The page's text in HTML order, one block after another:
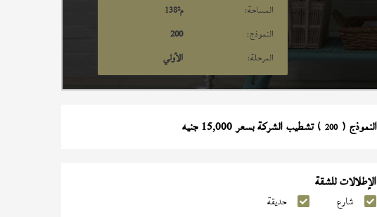
المساحة:
138م²
النموذج:
200
المرحلة:
الأولي
200 ) تشطيب الشركة بسعر 15,000 جنيه
الإطلالات للشقة
شارع حديقة